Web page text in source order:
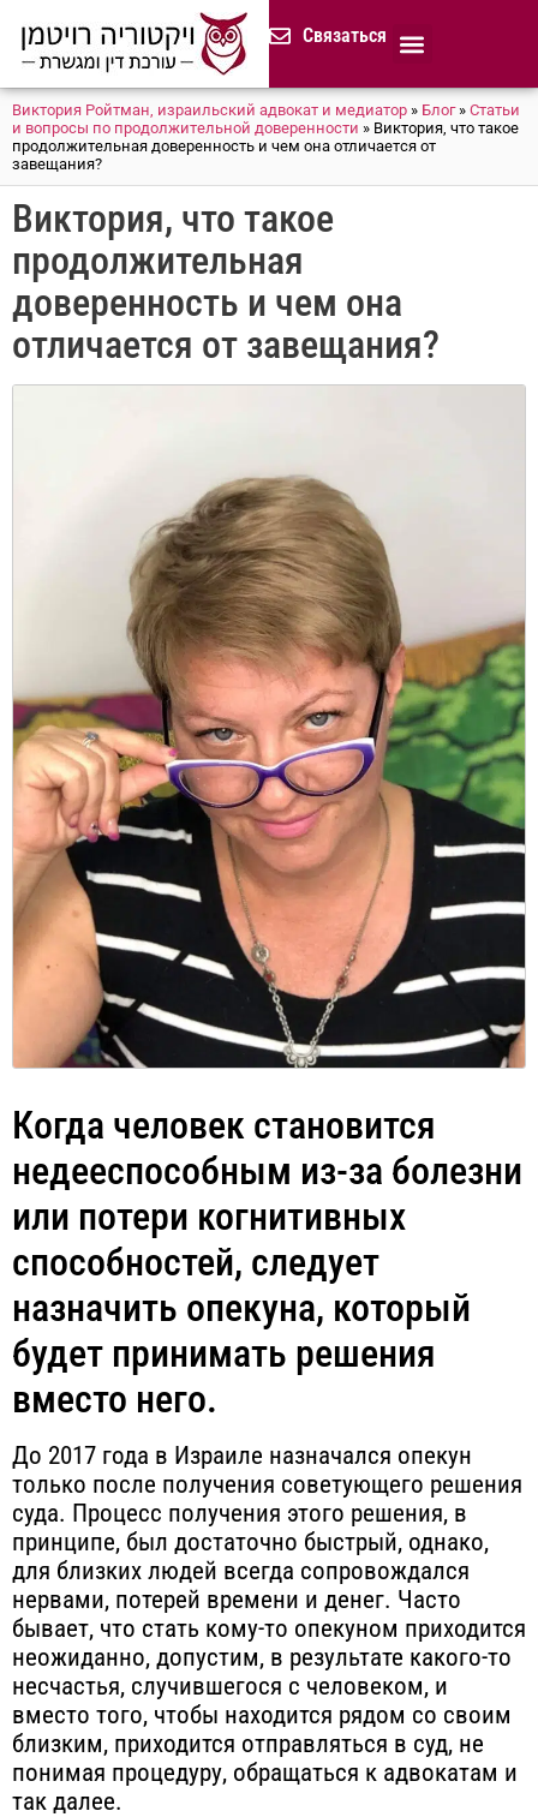
Связаться
Виктория Ройтман, израильский адвокат и медиатор » Блог» Статьи
и вопросы по продолжительной доверенности » Виктория, что такое
продолжительная доверенность и чем она отличается от
завещания?
Виктория, что такое
продолжительная
доверенность и чем она
отличается от завещания?
Когда человек становится
недееспособным из-за болезни
или потери когнитивных
способностей, следует
назначить опекуна, который
будет принимать решения
вместо него.
До 2017 года в Израиле назначался опекун
только после получения советующего решения
суда. Процесс получения этого решения, в
принципе, был достаточно быстрый, однако,
для близких людей всегда сопровождался
нервами, потерей времени и денег. Часто
бывает, что стать кому-то опекуном приходится
неожиданно, допустим, в результате какого-то
несчастья, случившегося с человеком, и
вместо того, чтобы находится рядом со своим
близким, приходится отправляться в суд, не
понимая процедуру, обращаться к адвокатам и
так далее.